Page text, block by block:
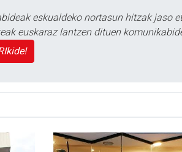
eskualdeko nortasun hitzak jaso
euskaraz lantzen dituen